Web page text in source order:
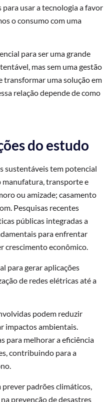
usar a tecnologia a favor
o consumo com uma
para ser uma grande
mas sem uma gestão
transformar uma solução em
relação depende de como
do estudo
sustentáveis tem potencial
manufatura, transporte e
ou amizade; casamento
Pesquisas recentes
públicas integradas a
para enfrentar
crescimento econômico.
para gerar aplicações
de redes elétricas até a
podem reduzir
impactos ambientais.
para melhorar a eficiência
contribuindo para a
padrões climáticos,
prevenção de desastres